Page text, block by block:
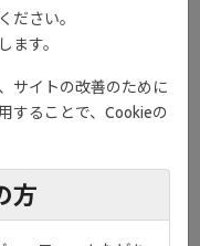
を定期的に行うなど結核
明すること。［1. 1、1.
が報告されているの
こと。
ださい。
ます。
サイトの改善のために
することで、Cookieの
方